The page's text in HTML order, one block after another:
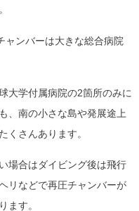
ャンバーは大きな総合病院
大学付属病院の2箇所のみに
、南の小さな島や発展途上
くさんあります。
場合はダイビング後は飛行
リなどで再圧チャンバーが
ます。